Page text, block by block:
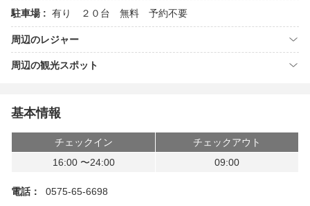
駐車場 : 有り ２０台 無料 予約不要
周辺のレジャー
周辺の観光スポット
基本情報
チェックイン
チェックアウト
16:00 〜24:00
09:00
電話：
0575-65-6698